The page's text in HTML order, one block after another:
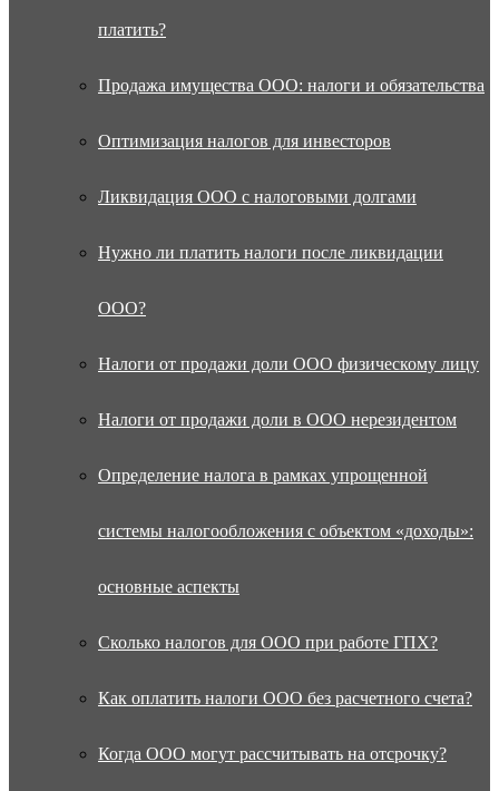
платить?
Продажа имущества ООО: налоги и обязательства
Оптимизация налогов для инвесторов
Ликвидация ООО с налоговыми долгами
Нужно ли платить налоги после ликвидации
ООО?
Налоги от продажи доли ООО физическому лицу
Налоги от продажи доли в ООО нерезидентом
Определение налога в рамках упрощенной
системы налогообложения с объектом «доходы»:
основные аспекты
Сколько налогов для ООО при работе ГПХ?
Как оплатить налоги ООО без расчетного счета?
Когда ООО могут рассчитывать на отсрочку?